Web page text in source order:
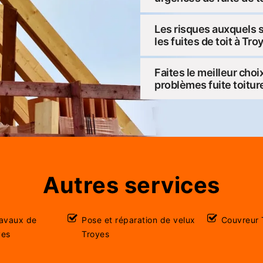
Les risques auxquels
les fuites de toit à
Faites le meilleur
problèmes fuite
Autres services
de
Pose et réparation de velux
Troyes
Couvreur